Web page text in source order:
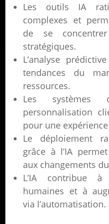
Les outils IA
complexes et
de se
stratégiques.
L’analyse
tendances du
ressources.
Les systèmes
personnalisation
pour une
Le déploiement
grâce à l’IA
aux changements
L’IA contribue
humaines et à
via l’automatisation.